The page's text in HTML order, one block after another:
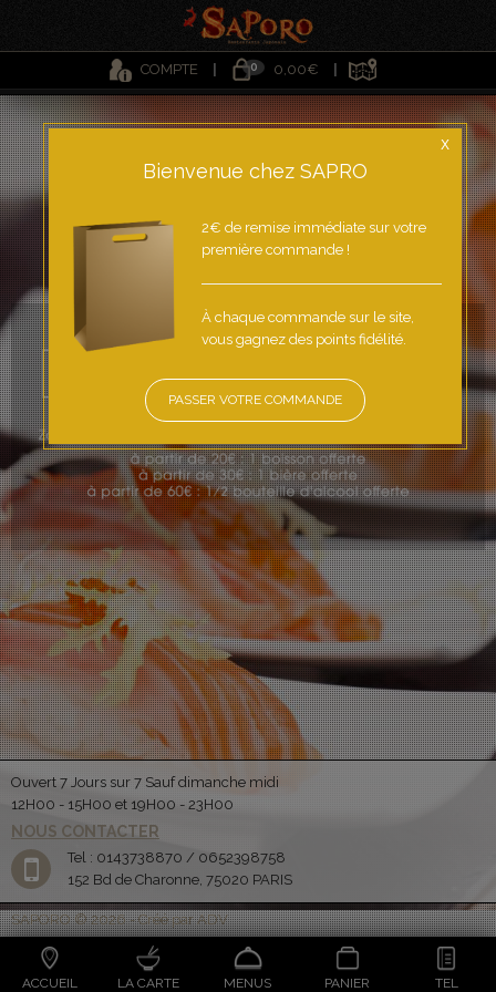
COMPTE 0 0,00€
X
Bienvenue chez SAPRO
2€ de remise immédiate sur votre
première commande !
À chaque commande sur le site,
vous gagnez des points fidélité.
PASSER VOTRE COMMANDE
Ouvert 7 Jours sur 7 Sauf dimanche midi
12H00 - 15H00 et 19H00 - 23H00
NOUS CONTACTER
Tel : 0143738870 / 0652398758
152 Bd de Charonne, 75020 PARIS
SAPORO © 2026 - Créé par ADV
ACCUEIL LA CARTE MENUS PANIER TEL